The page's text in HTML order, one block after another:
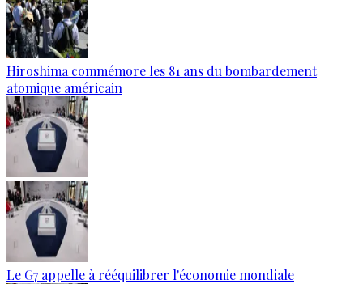
Hiroshima commémore les 81 ans du bombardement
atomique américain
Le G7 appelle à rééquilibrer l'économie mondiale